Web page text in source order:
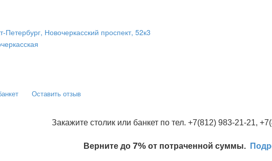
Петербург, Новочеркасский проспект, 52к3
Оставить отзыв
Закажите столик или банкет по тел. +7(812) 983-21-21,
Верните до 7%от потраченной суммы.